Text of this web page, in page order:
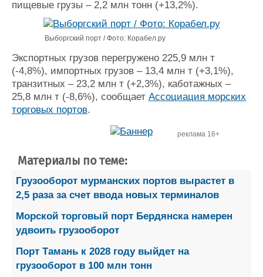
пищевые грузы – 2,2 млн тонн (+13,2%).
Выборгский порт / Фото: Корабел.ру
Экспортных грузов перегружено 225,9 млн т
(-4,8%), импортных грузов – 13,4 млн т (+3,1%),
транзитных – 23,2 млн т (+2,3%), каботажных –
25,8 млн т (-8,6%), сообщает Ассоциация морских
торговых портов.
реклама 16+
Материалы по теме:
Грузооборот мурманских портов вырастет в
2,5 раза за счет ввода новых терминалов
Морской торговый порт Бердянска намерен
удвоить грузооборот
Порт Тамань к 2028 году выйдет на
грузооборот в 100 млн тонн